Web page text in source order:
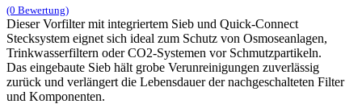
(0 Bewertung)
Dieser Vorfilter mit integriertem Sieb und Quick-Connect
Stecksystem eignet sich ideal zum Schutz von Osmoseanlagen,
Trinkwasserfiltern oder CO2-Systemen vor Schmutzpartikeln.
Das eingebaute Sieb hält grobe Verunreinigungen zuverlässig
zurück und verlängert die Lebensdauer der nachgeschalteten Filter
und Komponenten.